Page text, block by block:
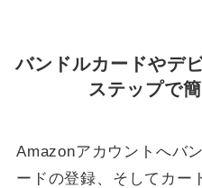
バンドルカードやデ
ステップで
Amazonアカウントへバ
ードの登録、そしてカー